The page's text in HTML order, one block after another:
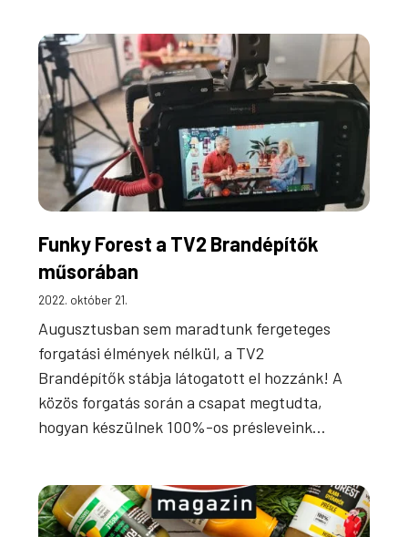
Funky Forest a TV2 Brandépítők
műsorában
2022. október 21.
Augusztusban sem maradtunk fergeteges
forgatási élmények nélkül, a TV2
Brandépítők stábja látogatott el hozzánk! A
közös forgatás során a csapat megtudta,
hogyan készülnek 100%-os présleveink…